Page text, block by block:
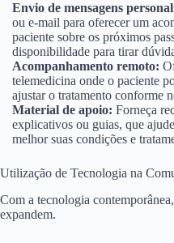
Envio de mensagens
ou e-mail para oferecer um
paciente sobre os próximos
disponibilidade para tirar
Acompanhamento remoto:
telemedicina onde o paciente
ajustar o tratamento conforme
Material de apoio: Forneça
explicativos ou guias, que
melhor suas condições e
Utilização de Tecnologia na
Com a tecnologia
expandem.